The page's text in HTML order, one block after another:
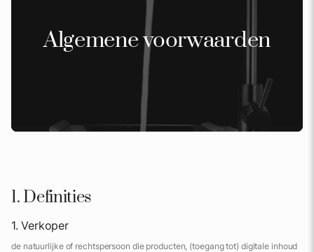
Algemene voorwaarden
1. Definities
1. Verkoper
de natuurlijke of rechtspersoon die producten, (toegang tot) digitale inhoud